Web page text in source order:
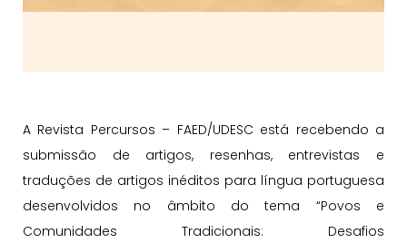
A Revista Percursos – FAED/UDESC está recebendo a
submissão de artigos, resenhas, entrevistas e
traduções de artigos inéditos para língua portuguesa
desenvolvidos no âmbito do tema “Povos e
Comunidades Tradicionais: Desafios